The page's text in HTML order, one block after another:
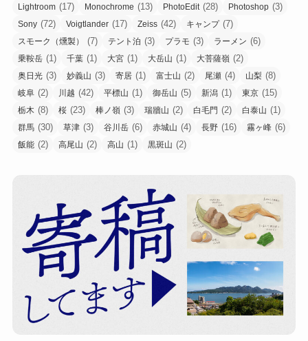
Lightroom (17) Monochrome (13) PhotoEdit (28) Photoshop (3)
Sony (72) Voigtlander (17) Zeiss (42) キャンプ(7)
スモーク（燻製） (7) テント泊 (3) プラモ (3) ラーメン (6)
乗鞍岳 (1) 千葉 (1) 大宮 (1) 大岳山 (1) 大菩薩嶺 (2)
奥日光 (3) 妙義山 (3) 寄居 (1) 富士山 (2) 尾瀬 (4) 山梨 (8)
岐阜 (2) 川越 (42) 平標山 (1) 御岳山 (5) 新潟 (1) 東京 (15)
栃木 (8) 桜 (23) 棒ノ嶺 (3) 瑞牆山 (2) 白毛門 (2) 白泰山 (1)
群馬 (30) 草津 (3) 谷川岳 (6) 赤城山 (4) 長野 (16) 霧ヶ峰 (6)
飯能 (2) 高尾山 (2) 高山 (1) 黒斑山 (2)